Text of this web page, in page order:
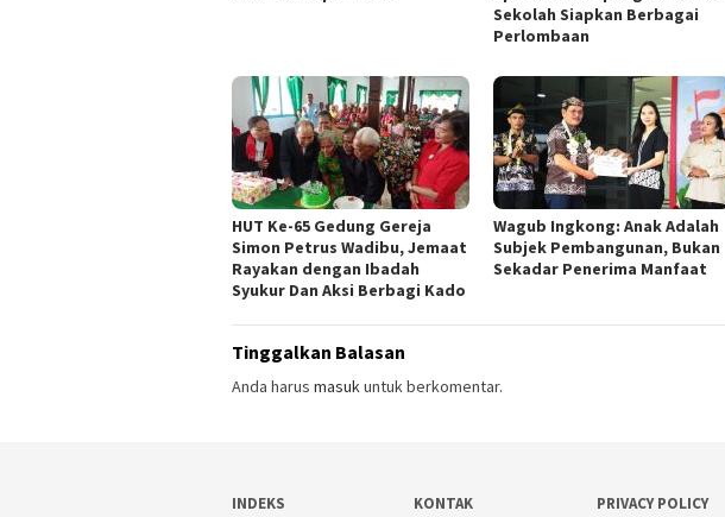
Sekolah Siapkan Berbagai
Perlombaan
HUT Ke-65 Gedung Gereja
Simon Petrus Wadibu, Jemaat
Rayakan dengan Ibadah
Syukur Dan Aksi Berbagi Kado
Wagub Ingkong: Anak Adalah
Subjek Pembangunan, Bukan
Sekadar Penerima Manfaat
Tinggalkan Balasan
Anda harus masukuntuk berkomentar.
INDEKS KONTAK PRIVACY POLICY